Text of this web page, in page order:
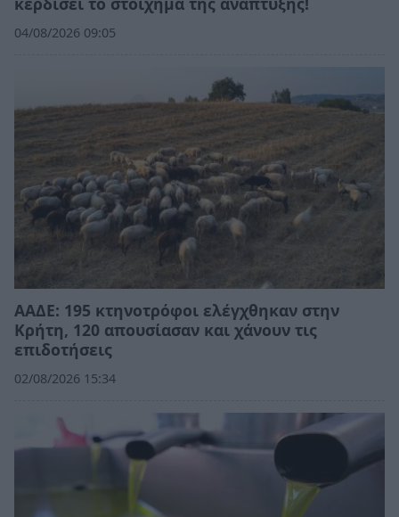
04/08/2026 09:05
ΑΑΔΕ: 195 κτηνοτρόφοι ελέγχθηκαν στην
Κρήτη, 120 απουσίασαν και χάνουν τις
επιδοτήσεις
02/08/2026 15:34